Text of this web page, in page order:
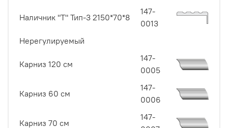
Наличник "Т" Тип-3 2150*70*8
147-
0013
Нерегулируемый
Карниз 120 см
147-
0005
Карниз 60 см
147-
0006
Карниз 70 см
147-